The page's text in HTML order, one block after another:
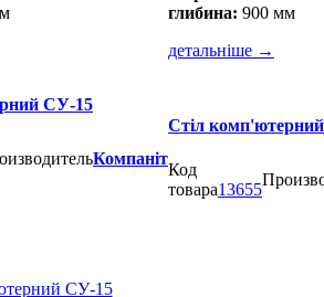
глибина: 900 мм
детальніше →
СУ-15
Компаніт
Стіл
Код
товара13655